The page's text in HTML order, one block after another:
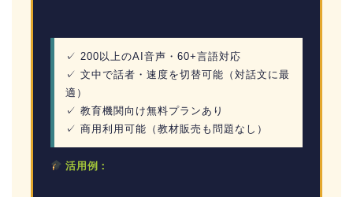
✓ 200以上のAI音声・60+言語対応
✓ 文中で話者・速度を切替可能（対話文に最
適）
✓ 教育機関向け無料プランあり
✓ 商用利用可能（教材販売も問題なし）
活用例：